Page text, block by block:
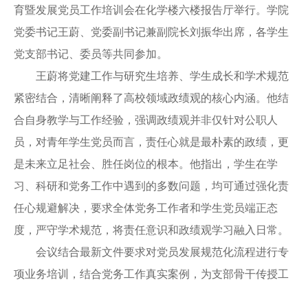
育暨发展党员工作培训会在化学楼六楼报告厅举行。学院
党委书记王蔚、 党委副书记兼副院长刘振华出席 ， 各学生
党支部书记、委员等共同参加。
王蔚将党建工作与研究生培养、学生成长和学术规范
紧密结合，清晰阐释了高校领域政绩观的核心内涵。他结
合自身教学与工作经验，强调政绩观并非仅针对公职人
员，对青年学生党员而言，责任心就是最朴素的政绩，更
是未来立足社会、胜任岗位的根本。他指出，学生在学
习、科研和党务工作中遇到的多数问题，均可通过强化责
任心规避解决，要求全体党务工作者和学生党员端正态
度，严守学术规范，将责任意识和政绩观学习融入日常 。
会议结合最新文件要求对党员发展规范化流程进行专
项业务培训，结合党务工作真实案例，为支部骨干传授工